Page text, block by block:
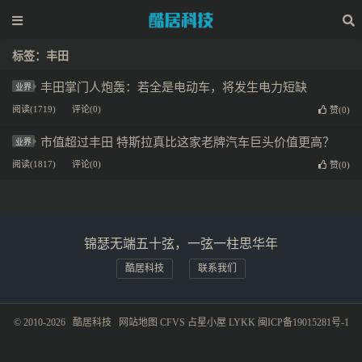
标签：丰田
业界 丰田掌门人炮轰：若全是电动车，将发生电力短缺
阅读(1719) 评论(0) 赞(0)
业界 市值超过丰田 特斯拉真比这家老牌汽车巨头价值更高？
阅读(1817) 评论(0) 赞(0)
锦瑟无端五十弦，一弦一柱思华年
酷居科技 联系我们
© 2010-2026 酷居科技 网站地图 CFVS 占星小屋 LYKK 闽ICP备19015281号-1